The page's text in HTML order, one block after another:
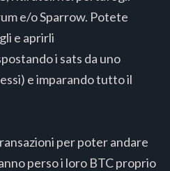
e/o Sparrow. Potete
e aprirli
i sats da uno
e imparando tutto il
per poter andare
perso i loro BTC proprio